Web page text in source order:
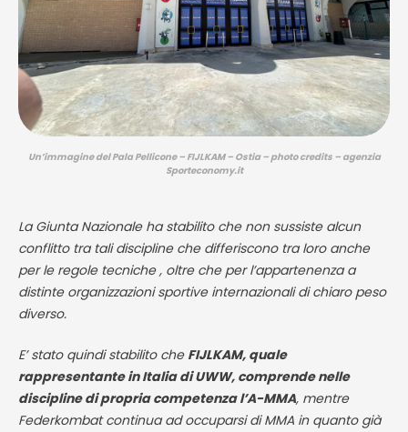
Un’immagine del Pala Pellicone – FIJLKAM – Ostia – photo credits – agenzia
Sporteconomy.it
La Giunta Nazionale ha stabilito che non sussiste alcun
conflitto tra tali discipline che differiscono tra loro anche
per le regole tecniche , oltre che per l’appartenenza a
distinte organizzazioni sportive internazionali di chiaro peso
diverso.
E’ stato quindi stabilito che FIJLKAM, quale
rappresentante in Italia di UWW, comprende nelle
discipline di propria competenza l’A-MMA, mentre
Federkombat continua ad occuparsi di MMA in quanto già